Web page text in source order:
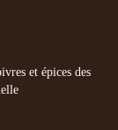
et épices des